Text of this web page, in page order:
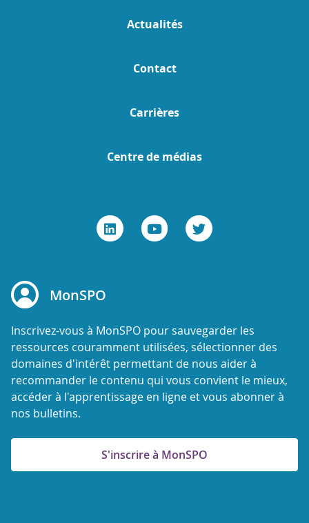
Actualités
Contact
Carrières
Centre de médias
MonSPO
Inscrivez-vous à MonSPO pour sauvegarder les
ressources couramment utilisées, sélectionner des
domaines d'intérêt permettant de nous aider à
recommander le contenu qui vous convient le mieux,
accéder à l'apprentissage en ligne et vous abonner à
nos bulletins.
S'inscrire à MonSPO